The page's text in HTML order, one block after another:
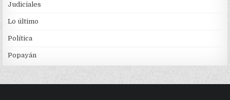
Judiciales
Lo último
Política
Popayán